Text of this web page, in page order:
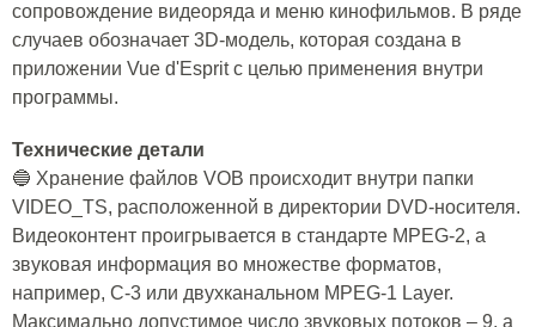
сопровождение видеоряда и меню кинофильмов. В ряде
случаев обозначает 3D-модель, которая создана в
приложении Vue d'Esprit с целью применения внутри
программы.
Технические детали
🔵 Хранение файлов VOB происходит внутри папки
VIDEO_TS, расположенной в директории DVD-носителя.
Видеоконтент проигрывается в стандарте MPEG-2, а
звуковая информация во множестве форматов,
например, C-3 или двухканальном MPEG-1 Layer.
Максимально допустимое число звуковых потоков – 9, а